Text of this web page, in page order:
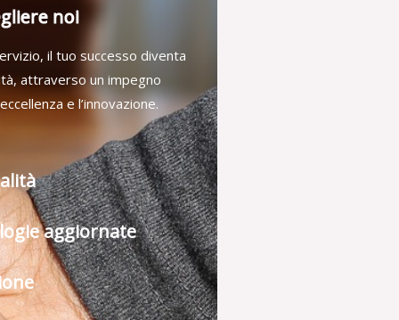
noi
il tuo successo diventa
attraverso un impegno
e l’innovazione.
aggiornate